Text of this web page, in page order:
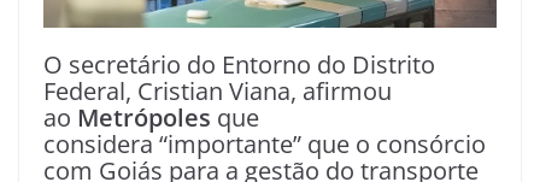
O secretário do Entorno do Distrito
Federal, Cristian Viana, afirmou
ao Metrópoles que
considera “importante” que o consórcio
com Goiás para a gestão do transporte